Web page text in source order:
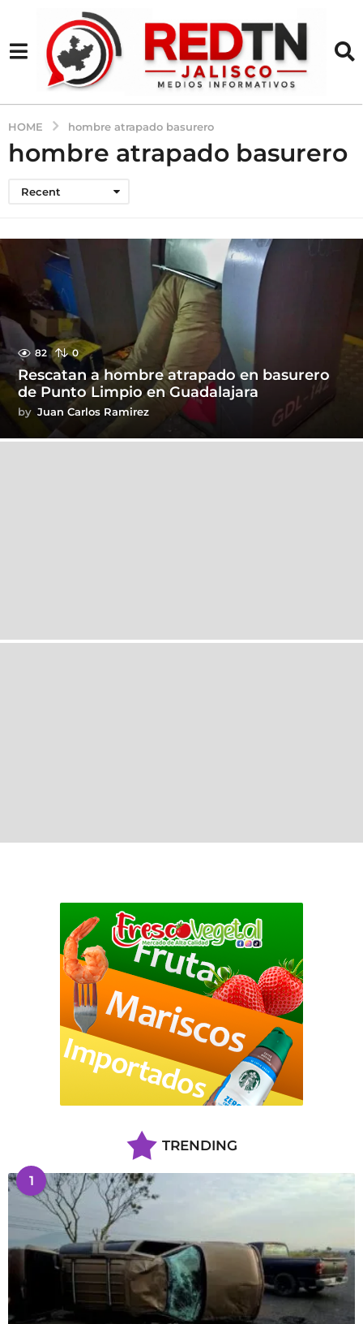
HOME hombre atrapado basurero
hombre atrapado basurero
Recent
82 0
Rescatan a hombre atrapado en basurero
de Punto Limpio en Guadalajara
by Juan Carlos Ramirez
TRENDING
1